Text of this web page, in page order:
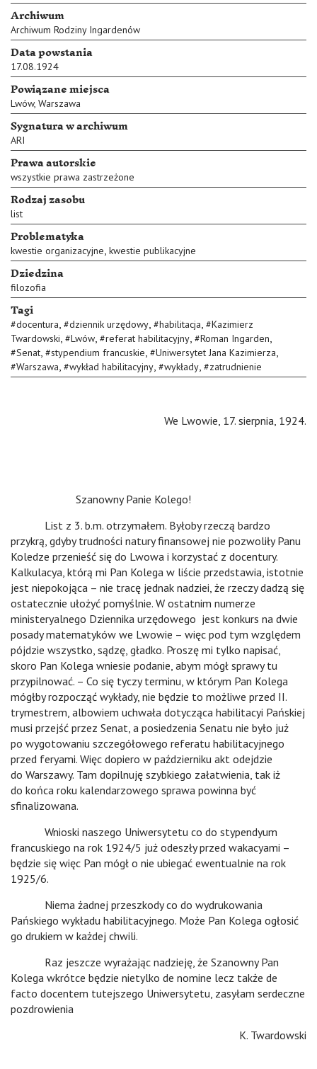
Archiwum
Archiwum Rodziny Ingardenów
Data powstania
17.08.1924
Powiązane miejsca
Lwów, Warszawa
Sygnatura w archiwum
ARI
Prawa autorskie
wszystkie prawa zastrzeżone
Rodzaj zasobu
list
Problematyka
kwestie organizacyjne, kwestie publikacyjne
Dziedzina
filozofia
Tagi
#docentura, #dziennik urzędowy, #habilitacja, #Kazimierz
Twardowski, #Lwów, #referat habilitacyjny, #Roman Ingarden,
#Senat, #stypendium francuskie, #Uniwersytet Jana Kazimierza,
#Warszawa, #wykład habilitacyjny, #wykłady, #zatrudnienie
We Lwowie, 17. sierpnia, 1924.
Szanowny Panie Kolego!
List z 3. b.m. otrzymałem. Byłoby rzeczą bardzo
przykrą, gdyby trudności natury finansowej nie pozwoliły Panu
Koledze przenieść się do Lwowa i korzystać z docentury.
Kalkulacya, którą mi Pan Kolega w liście przedstawia, istotnie
jest niepokojąca – nie tracę jednak nadziei, że rzeczy dadzą się
ostatecznie ułożyć pomyślnie. W ostatnim numerze
ministeryalnego Dziennika urzędowego jest konkurs na dwie
posady matematyków we Lwowie – więc pod tym względem
pójdzie wszystko, sądzę, gładko. Proszę mi tylko napisać,
skoro Pan Kolega wniesie podanie, abym mógł sprawy tu
przypilnować. – Co się tyczy terminu, w którym Pan Kolega
mógłby rozpocząć wykłady, nie będzie to możliwe przed II.
trymestrem, albowiem uchwała dotycząca habilitacyi Pańskiej
musi przejść przez Senat, a posiedzenia Senatu nie było już
po wygotowaniu szczegółowego referatu habilitacyjnego
przed feryami. Więc dopiero w październiku akt odejdzie
do Warszawy. Tam dopilnuję szybkiego załatwienia, tak iż
do końca roku kalendarzowego sprawa powinna być
sfinalizowana.
Wnioski naszego Uniwersytetu co do stypendyum
francuskiego na rok 1924/5 już odeszły przed wakacyami –
będzie się więc Pan mógł o nie ubiegać ewentualnie na rok
1925/6.
Niema żadnej przeszkody co do wydrukowania
Pańskiego wykładu habilitacyjnego. Może Pan Kolega ogłosić
go drukiem w każdej chwili.
Raz jeszcze wyrażając nadzieję, że Szanowny Pan
Kolega wkrótce będzie nietylko de nomine lecz także de
facto docentem tutejszego Uniwersytetu, zasyłam serdeczne
pozdrowienia
K. Twardowski